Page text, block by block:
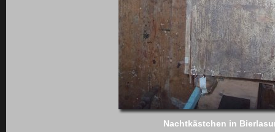
Nachtkästchen in